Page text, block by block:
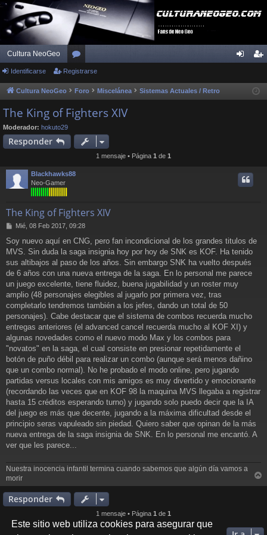
Este sitio web utiliza cookies para asegurar que
Cultura NeoGeo
or
os ist
Identificarse Registrarse
Cultura NeoGeo Foro Miscelánea Sistemas Actuales / Retro
The King of Fighters XIV
Moderador: hokuto29
Responder
1 mensaje • Página 1 de 1
Blackhawks88
Neo-Gamer
The King of Fighters XIV
M
n
s
a
Mié, 08 Feb 2017, 09:28
Soy nuevo aquí en CNG, pero fan incondicional de los grandes titulos de
MVS. Sin duda la saga insignia hoy por hoy de SNK es KOF. Ha tenido
sus altibajos al paso de los años. Sin embargo SNK ha vuelto después
de 6 años con una nueva entrega de la saga. En lo personal me parece
un juego excelente, tiene fluidez, buena jugabilidad y un roster muy
amplio (48 personajes elegibles al jugarlo por primera vez, tras
completarlo tendremos también a los jefes, dando un total de 50
personajes). Cabe destacar que el sistema de combos recuerda mucho
entregas anteriores (el advanced cancel recuerda mucho al KOF XI) y
algunas novedades como el nuevo modo Max y los combos para
"novatos" en la saga, el cual consiste en presionar repetidamente el
botón de puño débil para realizar un combo (aunque será menos dañino
que un combo normal). No he probado el modo online, pero jugando
partidas versus locales con mis amigos es muy divertido y emocionante
(recordando las veces que en KOF 98 la maquina MVS llegaba a registrar
hasta 15 créditos esperando turno) y jugando solo puedo decir que la IA
del juego es más que decente, jugando a la máxima dificultad desde el
principio seras vapuleado sin piedad. Quiero saber que opinan de la más
nueva entrega de la saga insignia de SNK. En lo personal me encantó. A
ver que les parece...
Nuestra inocencia infantil termina cuando sabemos que algún día vamos a
morir
r
Responder
1 mensaje • Página 1 de 1